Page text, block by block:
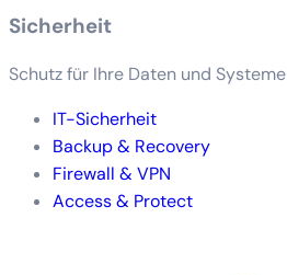
Sicherheit
Schutz für Ihre Daten und Systeme
IT-Sicherheit
Backup & Recovery
Firewall & VPN
Access & Protect